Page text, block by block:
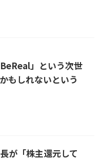
」という次世
もしれないという
が「株主還元して